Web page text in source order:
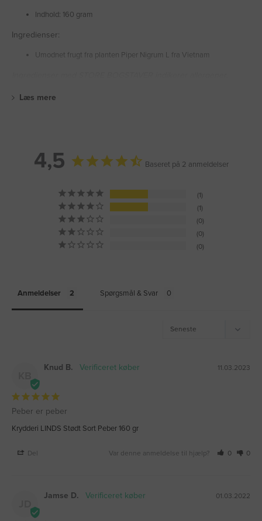
Indhold: 160 gram
Ingredienser:
Umodnet frugt fra planten Piper Nigrum L fra Vietnam
Læs mere
4,5 Baseret på 2 anmeldelser
1
1
0
0
0
Anmeldelser Spørgsmål & Svar
11.03.2023
Knud B.
Peber er peber
Krydderi LINDS Stødt Sort Peber 160 gr
Del Var denne anmeldelse til hjælp? 0 0
01.03.2022
Jamse D.